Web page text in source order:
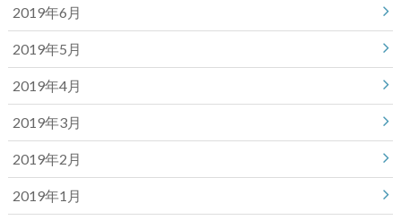
2019年6月
2019年5月
2019年4月
2019年3月
2019年2月
2019年1月